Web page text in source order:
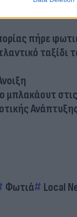
πήρε
ταξίδι
μπλακάουτ
Φωτιά Local